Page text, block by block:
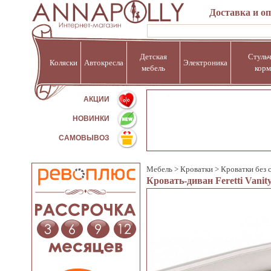
Доставка и
Коляски Автокресла
Детская
мебель
Электроника
АКЦИИ %
НОВИНКИ
САМОВЫВОЗ
Мебель > Кроватки > Кроватки без
Кровать-диван Feretti